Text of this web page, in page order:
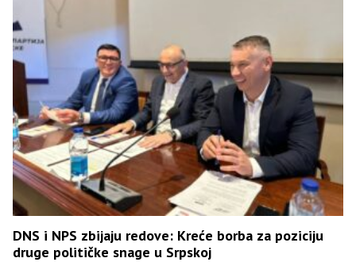
DNS i NPS zbijaju redove: Kreće borba za poziciju
druge političke snage u Srpskoj